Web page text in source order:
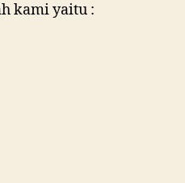
kami yaitu :